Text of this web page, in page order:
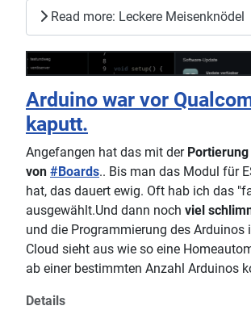
Read more: Leckere Meisenknödel
Arduino war vor
kaputt.
Angefangen hat das mit der
von #Boards.. Bis man das Modul für
hat, das dauert ewig. Oft hab ich das
ausgewählt.Und dann noch viel
und die Programmierung des Arduinos
Cloud sieht aus wie so eine
ab einer bestimmten Anzahl Arduinos
Details